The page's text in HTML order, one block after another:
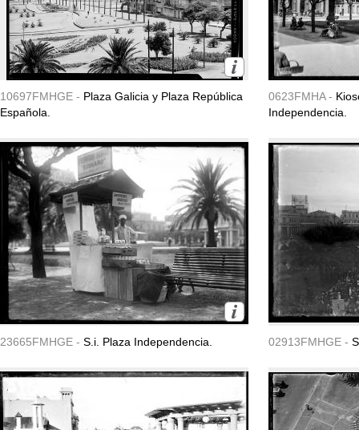
10697FMHGE - Plaza Galicia y Plaza República
Española.
0623FMHA -
Independencia.
23665FMHGE - S.i. Plaza Independencia. 02913FMHGE -